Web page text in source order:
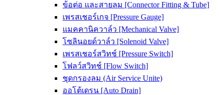
ข้อต่อ และสายลม [Connector Fitting & Tube]
เพรสเชอร์เกจ [Pressure Gauge]
แมคคานิควาล์ว [Mechanical Valve]
โซลินอยด์วาล์ว [Solenoid Valve]
เพรสเชอร์สวิทช์ [Pressure Switch]
โฟลว์สวิทช์ [Flow Switch]
ชุดกรองลม (Air Service Unite)
ออโต้เดรน [Auto Drain]